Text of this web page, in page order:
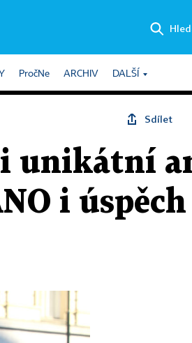
PročNe ARCHIV DALŠÍ
Sdílet
unikátní
i úspěch